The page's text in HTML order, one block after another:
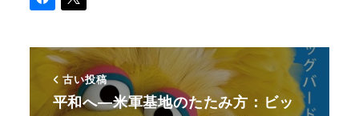
古い投稿
平和へ―米軍基地のたたみ方：ビッ